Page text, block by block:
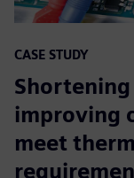
CASE STUDY
improving
meet